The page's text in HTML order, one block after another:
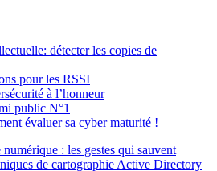
détecter les copies de
pour les RSSI
à l’honneur
public N°1
évaluer sa cyber maturité !
: les gestes qui sauvent
de cartographie Active Directory